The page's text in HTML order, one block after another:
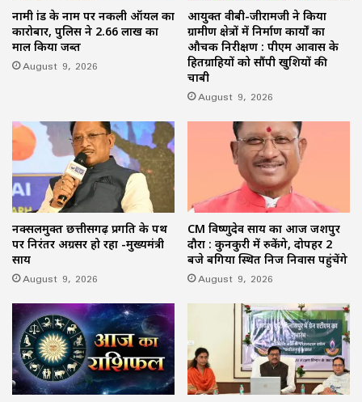
नामी ब्रांड के नाम पर नकली ऑयल का
कारोबार, पुलिस ने 2.66 लाख का
माल किया जब्त
August 9, 2026
आयुक्त वीबी-जीरामजी ने किया
ग्रामीण क्षेत्रों में निर्माण कार्यों का
औचक निरीक्षण : पीएम आवास के
हितग्राहियों को सौंपी खुशियों की
चाबी
August 9, 2026
नक्सलमुक्त छत्तीसगढ़ प्रगति के पथ
पर निरंतर अग्रसर हो रहा -मुख्यमंत्री
साय
August 9, 2026
CM विष्णुदेव साय का आज जशपुर
दौरा : कुनकुरी में रुकेंगे, दोपहर 2
बजे बगिया स्थित निज निवास पहुंचेंगे
August 9, 2026